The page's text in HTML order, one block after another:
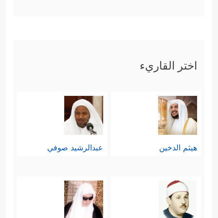
وفي هذا السياق ينبغي أن نفهم طبيعة
الرسالة الإسلاميَّة، فهي رسالةٌ عالميَّةٌ
ممتدَّةٌ على مساحة الأرض كلِّها،
وموصولةٌ بالعمق التاريخي لكلِّ
وكانت على لسانهم ولُغتهم
أَوۡحَیۡنَاۤ إِلَیۡكَ قُرۡءَانًا عَرَبِیࣰّا لِّتُنذِرَ أُمَّ ٱلۡقُرَىٰ وَمَنۡ حَوۡلَهَا
اختر القاريء
هيثم الدخين عبدالرشيد صوفي